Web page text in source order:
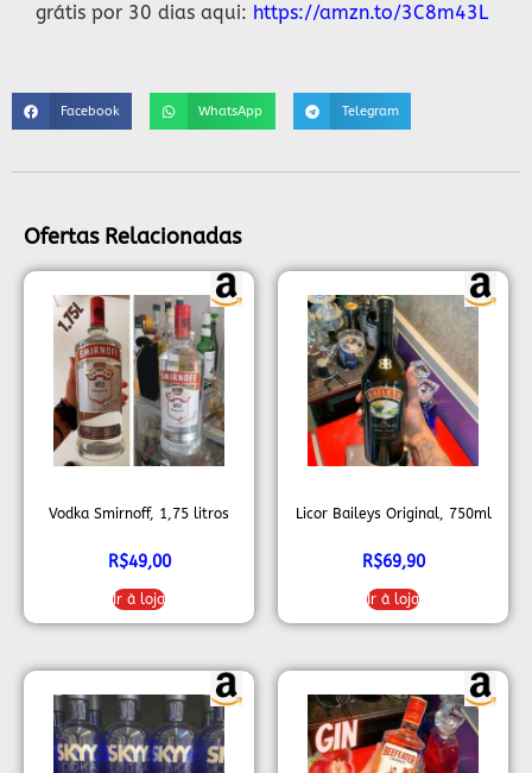
grátis por 30 dias aqui: https://amzn.to/3C8m43L
Facebook WhatsApp Telegram
Ofertas Relacionadas
Vodka Smirnoff, 1,75 litros
R$49,00
Ir à loja
Licor Baileys Original, 750ml
R$69,90
Ir à loja